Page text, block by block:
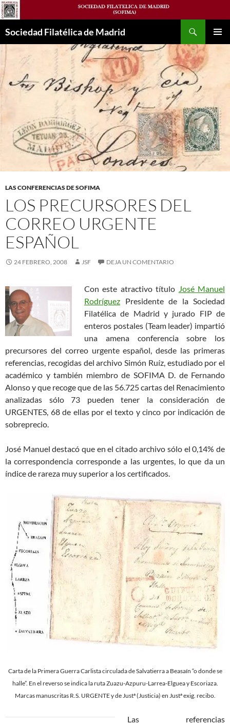
Saltar
al
contenido
Sociedad Filatélica de Madrid
LAS CONFERENCIAS DE SOFIMA
LOS PRECURSORES DEL
CORREO URGENTE
ESPAÑOL
24 FEBRERO, 2008 JSF DEJA UN COMENTARIO
Con este atractivo título José Manuel
Rodríguez Presidente de la Sociedad
Filatélica de Madrid y jurado FIP de
enteros postales (Team leader) impartió
una amena conferencia sobre los
precursores del correo urgente español, desde las primeras
referencias, recogidas del archivo Simón Ruíz, estudiado por el
académico y también miembro de SOFIMA D. de Fernando
Alonso y que recoge que de las 56.725 cartas del Renacimiento
analizadas sólo 73 pueden tener la consideración de
URGENTES, 68 de ellas por el texto y cinco por indicación de
sobreprecio.
José Manuel destacó que en el citado archivo sólo el 0,14% de
la correspondencia corresponde a las urgentes, lo que da un
índice de rareza muy superior a los certificados.
Carta de la Primera Guerra Carlista circulada de Salvatierra a Beasaín “o donde se
halle”. En el reverso se indica la ruta Zuazu-Azpuru-Larrea-Elguea y Escoriaza.
Marcas manuscritas R.S. URGENTE y de Justª (Justicia) en Justª exig. recibo.
Las referencias